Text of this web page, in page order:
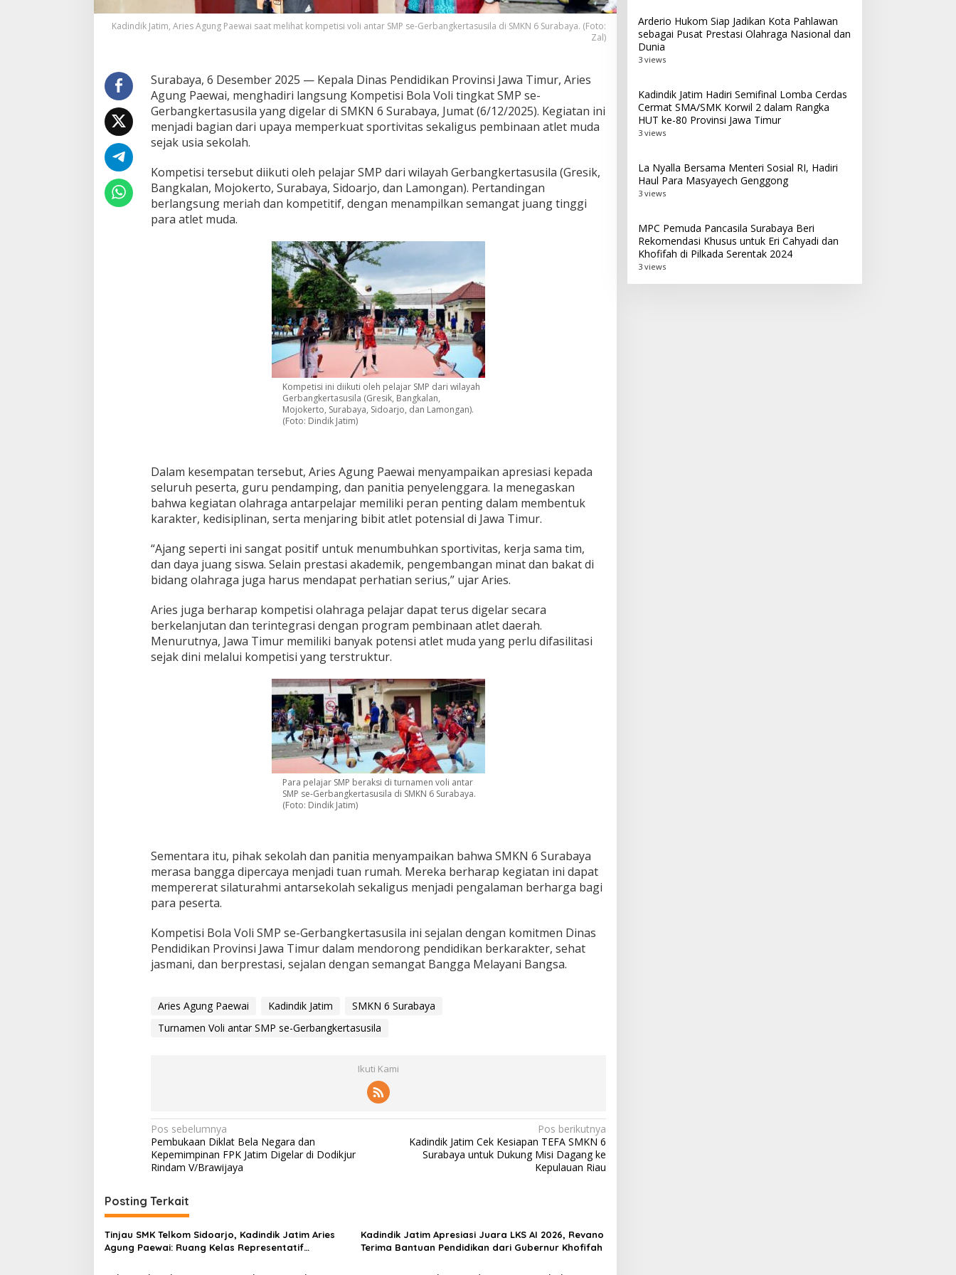
p
s
i
V
o
l
i
M
P
s
e
-
d
i
S
M
K
6
S
u
r
b
a
y
a
Kadindik Jatim, Aries Agung Paewai saat melihat kompetisi voli antar SMP se-Gerbangkertasusila di SMKN 6 Surabaya. (Foto:
Zal)
Surabaya, 6 Desember 2025 — Kepala Dinas Pendidikan Provinsi Jawa Timur, Aries
Agung Paewai, menghadiri langsung Kompetisi Bola Voli tingkat SMP se-
Gerbangkertasusila yang digelar di SMKN 6 Surabaya, Jumat (6/12/2025). Kegiatan ini
menjadi bagian dari upaya memperkuat sportivitas sekaligus pembinaan atlet muda
sejak usia sekolah.
Kompetisi tersebut diikuti oleh pelajar SMP dari wilayah Gerbangkertasusila (Gresik,
Bangkalan, Mojokerto, Surabaya, Sidoarjo, dan Lamongan). Pertandingan
berlangsung meriah dan kompetitif, dengan menampilkan semangat juang tinggi
para atlet muda.
Kompetisi ini diikuti oleh pelajar SMP dari wilayah
Gerbangkertasusila (Gresik, Bangkalan,
Mojokerto, Surabaya, Sidoarjo, dan Lamongan).
(Foto: Dindik Jatim)
Dalam kesempatan tersebut, Aries Agung Paewai menyampaikan apresiasi kepada
seluruh peserta, guru pendamping, dan panitia penyelenggara. Ia menegaskan
bahwa kegiatan olahraga antarpelajar memiliki peran penting dalam membentuk
karakter, kedisiplinan, serta menjaring bibit atlet potensial di Jawa Timur.
“Ajang seperti ini sangat positif untuk menumbuhkan sportivitas, kerja sama tim,
dan daya juang siswa. Selain prestasi akademik, pengembangan minat dan bakat di
bidang olahraga juga harus mendapat perhatian serius,” ujar Aries.
Aries juga berharap kompetisi olahraga pelajar dapat terus digelar secara
berkelanjutan dan terintegrasi dengan program pembinaan atlet daerah.
Menurutnya, Jawa Timur memiliki banyak potensi atlet muda yang perlu difasilitasi
sejak dini melalui kompetisi yang terstruktur.
Para pelajar SMP beraksi di turnamen voli antar
SMP se-Gerbangkertasusila di SMKN 6 Surabaya.
(Foto: Dindik Jatim)
Sementara itu, pihak sekolah dan panitia menyampaikan bahwa SMKN 6 Surabaya
merasa bangga dipercaya menjadi tuan rumah. Mereka berharap kegiatan ini dapat
mempererat silaturahmi antarsekolah sekaligus menjadi pengalaman berharga bagi
para peserta.
Kompetisi Bola Voli SMP se-Gerbangkertasusila ini sejalan dengan komitmen Dinas
Pendidikan Provinsi Jawa Timur dalam mendorong pendidikan berkarakter, sehat
jasmani, dan berprestasi, sejalan dengan semangat Bangga Melayani Bangsa.
Aries Agung Paewai Kadindik Jatim
SMKN 6 Surabaya
Turnamen Voli antar SMP se-Gerbangkertasusila
Ikuti Kami
N
a
v
i
g
a
s
Pos sebelumnya
Pembukaan Diklat Bela Negara dan
Kepemimpinan FPK Jatim Digelar di Dodikjur
Rindam V/Brawijaya
Pos berikutnya
Kadindik Jatim Cek Kesiapan TEFA SMKN 6
Surabaya untuk Dukung Misi Dagang ke
Kepulauan Riau
Posting Terkait
Tinjau SMK Telkom Sidoarjo, Kadindik Jatim Aries
Agung Paewai: Ruang Kelas Representatif
Kadindik Jatim Apresiasi Juara LKS AI 2026, Revano
Terima Bantuan Pendidikan dari Gubernur Khofifah
Arderio Hukom Siap Jadikan Kota Pahlawan
sebagai Pusat Prestasi Olahraga Nasional dan
Dunia
3 views
Kadindik Jatim Hadiri Semifinal Lomba Cerdas
Cermat SMA/SMK Korwil 2 dalam Rangka
HUT ke-80 Provinsi Jawa Timur
3 views
La Nyalla Bersama Menteri Sosial RI, Hadiri
Haul Para Masyayech Genggong
3 views
MPC Pemuda Pancasila Surabaya Beri
Rekomendasi Khusus untuk Eri Cahyadi dan
Khofifah di Pilkada Serentak 2024
3 views